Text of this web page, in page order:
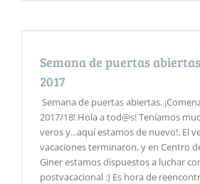
Semana de puertas
2017
Semana de puertas abiertas.
2017/18! Hola a tod@s! Teníamos
veros y...aquí estamos de nuevo!. El
vacaciones terminaron, y en Centro
Giner estamos dispuestos a luchar
postvacacional :) Es hora de